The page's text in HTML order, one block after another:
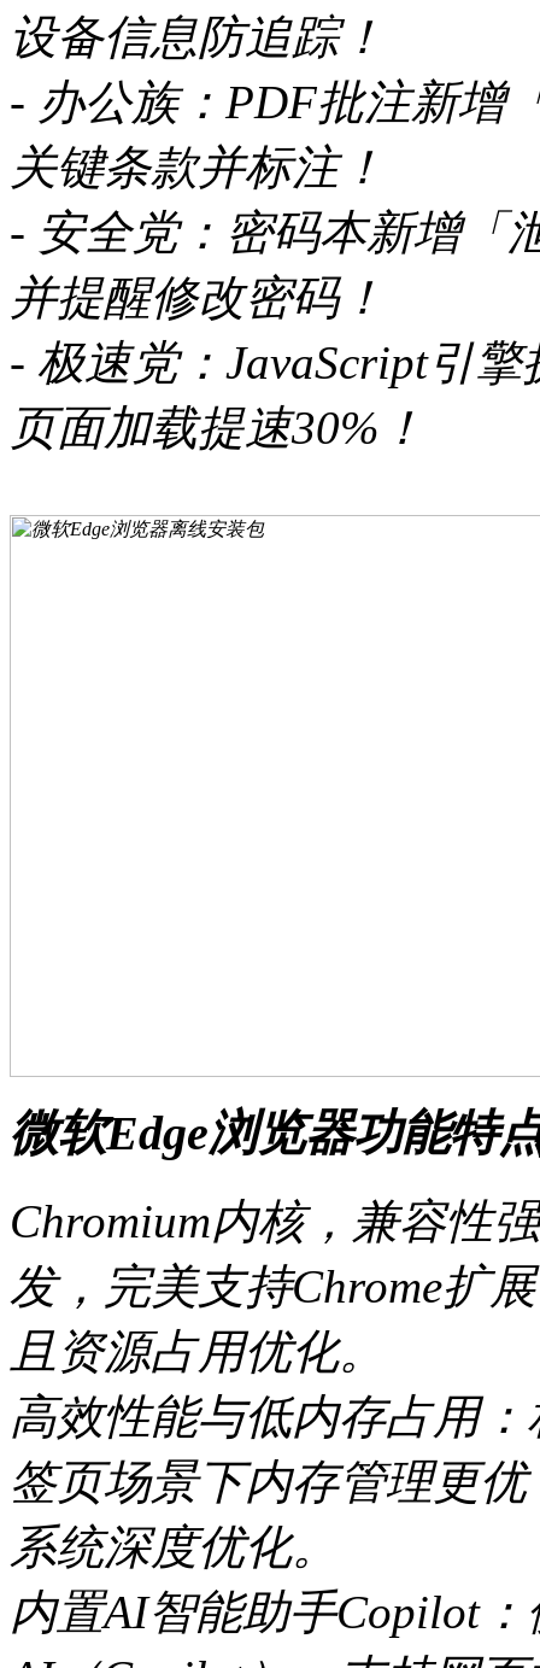
设备信息防追踪！
- 办公族：PDF批注新增
关键条款并标注！
- 安全党：密码本新增「
并提醒修改密码！
- 极速党：JavaScript引
页面加载提速30%！
微软Edge浏览器功能特
Chromium内核，兼容性
发，完美支持Chrome扩
且资源占用优化。
高效性能与低内存占用
签页场景下内存管理更
系统深度优化。
内置AI智能助手Copilot